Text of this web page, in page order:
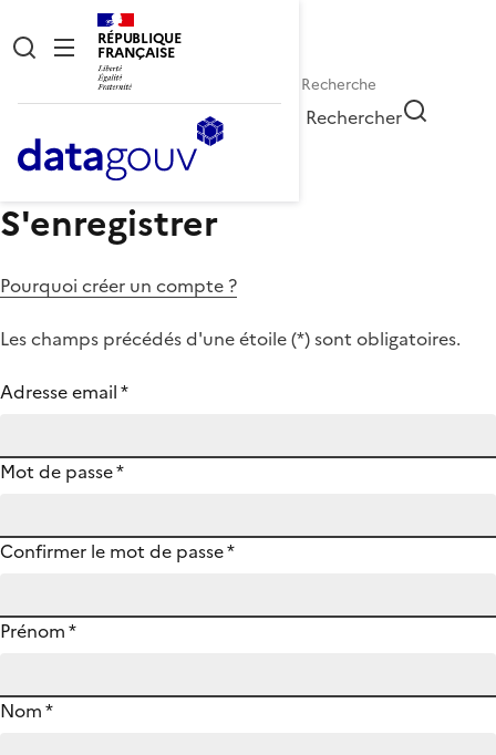
RÉPUBLIQUE
FRANÇAISE
Rechercher
S'enregistrer
Pourquoi créer un compte ?
Les champs précédés d'une étoile (*) sont obligatoires.
Adresse email*
Mot de passe*
Confirmer le mot de passe*
Prénom*
Nom*